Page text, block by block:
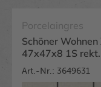
Porcelaingres
Schöner
47x47x8 1S
Art.-Nr.: 3649631